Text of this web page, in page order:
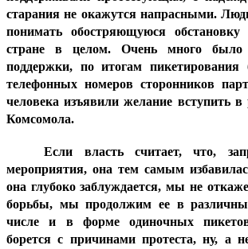
старания не окажутся напрасными.
понимать обостряющуюся
стране в целом. Очень много было
поддержки, по итогам
телефонных номеров сторонников
человека изъявили желание вступить
Комсомола.
Если власть считает, что,
мероприятия, она тем самым
она глубоко заблуждается, мы не
борьбы, мы продолжим ее в
числе и в форме одиночных
борется с причинами протеста, ну, а